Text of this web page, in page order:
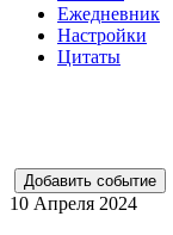
Ежедневник
Настройки
Цитаты
10 Апреля 2024